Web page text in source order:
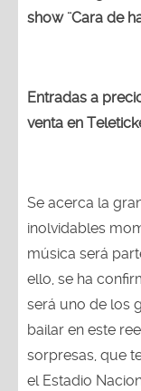
show ¨Cara de
Entradas a
venta en
Se acerca la
inolvidables
música será
ello, se ha
será uno de los
bailar en este
sorpresas, que
el Estadio